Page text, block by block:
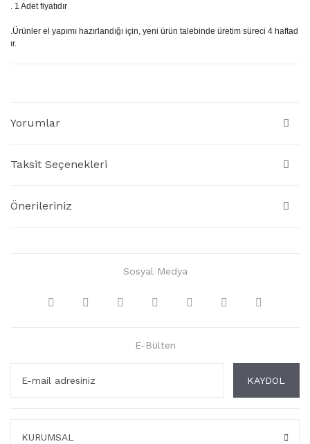
. 1 Adet fiyatıdır
.Ürünler el yapımı hazırlandığı için, yeni ürün talebinde üretim süreci 4 haftad
ır.
Yorumlar
Taksit Seçenekleri
Önerileriniz
Sosyal Medya
E-Bülten
KAYDOL
KURUMSAL